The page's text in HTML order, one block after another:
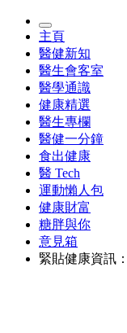
主頁
醫健新知
醫生會客室
醫學通識
健康精選
醫生專欄
醫健一分鐘
食出健康
醫 Tech
運動懶人包
健康財富
糖胖與你
意見箱
緊貼健康資訊：